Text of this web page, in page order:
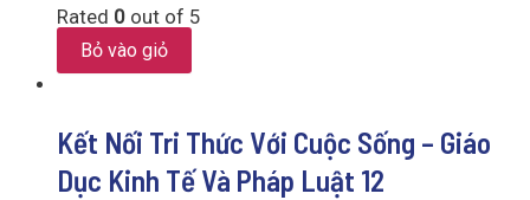
Rated 0 out of 5
Bỏ vào giỏ
Kết Nối Tri Thức Với Cuộc Sống – Giáo
Dục Kinh Tế Và Pháp Luật 12